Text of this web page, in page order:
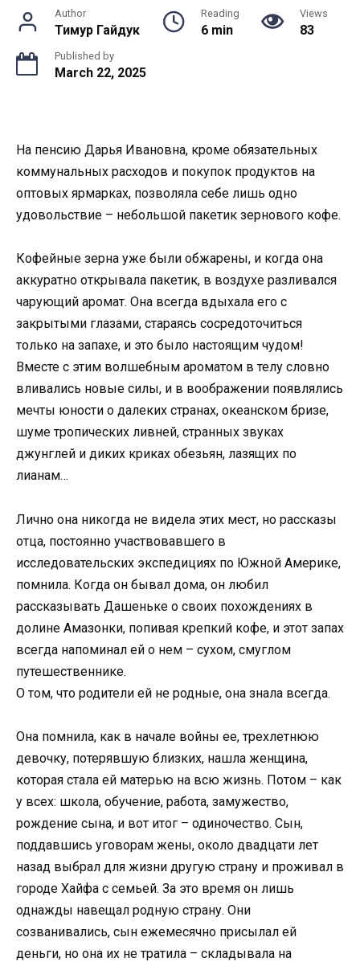
Author
Тимур Гайдук
Reading
6 min
Views
83
Published by
March 22, 2025
На пенсию Дарья Ивановна, кроме обязательных
коммунальных расходов и покупок продуктов на
оптовых ярмарках, позволяла себе лишь одно
удовольствие – небольшой пакетик зернового кофе.
Кофейные зерна уже были обжарены, и когда она
аккуратно открывала пакетик, в воздухе разливался
чарующий аромат. Она всегда вдыхала его с
закрытыми глазами, стараясь сосредоточиться
только на запахе, и это было настоящим чудом!
Вместе с этим волшебным ароматом в телу словно
вливались новые силы, и в воображении появлялись
мечты юности о далеких странах, океанском бризе,
шуме тропических ливней, странных звуках
джунглей и диких криках обезьян, лазящих по
лианам…
Лично она никогда не видела этих мест, но рассказы
отца, постоянно участвовавшего в
исследовательских экспедициях по Южной Америке,
помнила. Когда он бывал дома, он любил
рассказывать Дашеньке о своих похождениях в
долине Амазонки, попивая крепкий кофе, и этот запах
всегда напоминал ей о нем – сухом, смуглом
путешественнике.
О том, что родители ей не родные, она знала всегда.
Она помнила, как в начале войны ее, трехлетнюю
девочку, потерявшую близких, нашла женщина,
которая стала ей матерью на всю жизнь. Потом – как
у всех: школа, обучение, работа, замужество,
рождение сына, и вот итог – одиночество. Сын,
поддавшись уговорам жены, около двадцати лет
назад выбрал для жизни другую страну и проживал в
городе Хайфа с семьей. За это время он лишь
однажды навещал родную страну. Они
созванивались, сын ежемесячно присылал ей
деньги, но она их не тратила – складывала на